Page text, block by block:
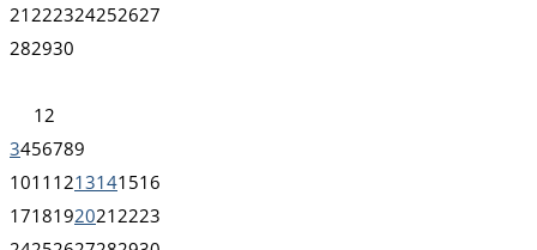
21 222324252627
282930
1 2
3456789
1011 1213141516
1718192021 2223